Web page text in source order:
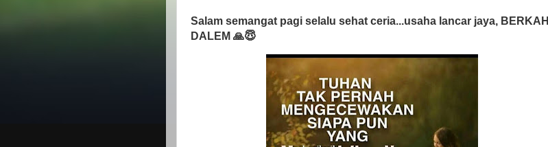
Salam semangat pagi selalu sehat ceria...usaha lancar jaya, BERKAH
DALEM 🙏😇